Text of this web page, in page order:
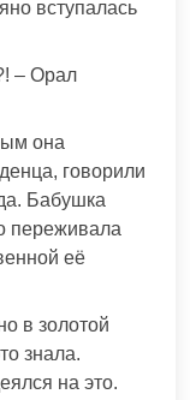
вступалась
– Орал
она
говорили
Бабушка
переживала
её
в золотой
знала.
на это.